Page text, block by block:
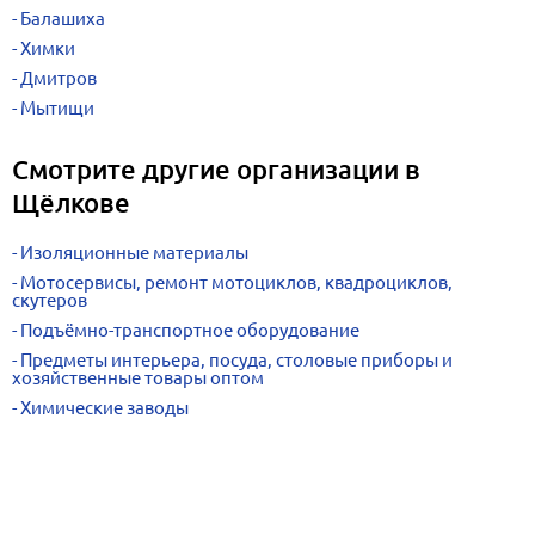
Балашиха
Химки
Дмитров
Мытищи
Смотрите другие организации в
Щёлкове
Изоляционные материалы
Мотосервисы, ремонт мотоциклов, квадроциклов,
скутеров
Подъёмно-транспортное оборудование
Предметы интерьера, посуда, столовые приборы и
хозяйственные товары оптом
Химические заводы